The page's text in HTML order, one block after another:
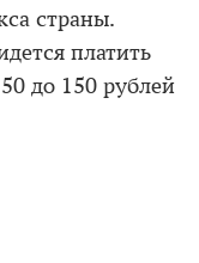
страны.
платить
до 150 рублей